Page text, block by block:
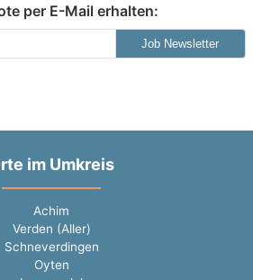
per E-Mail erhalten:
Job Newsletter
im Umkreis
Achim
Verden (Aller)
Schneverdingen
Oyten